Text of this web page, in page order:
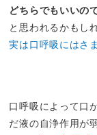
どちらでもいいの
と思われるかもし
実は口呼吸にはさ
口呼吸によって口
だ液の自浄作用が